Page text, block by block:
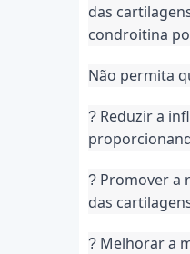
das
condroitina
Não permita
? Reduzir a
? Promover a
das
? Melhorar a